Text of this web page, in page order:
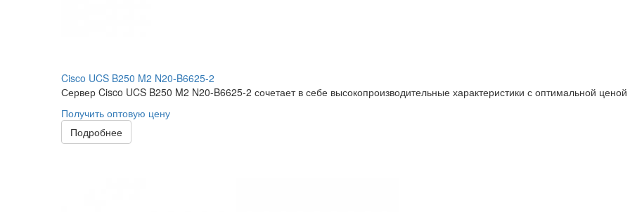
Cisco UCS B250 M2 N20-B6625-2
Сервер Cisco UCS B250 M2 N20-B6625-2 сочетает в себе высокопроизводительные характеристики с оптимальной ценой
Получить оптовую цену
Подробнее